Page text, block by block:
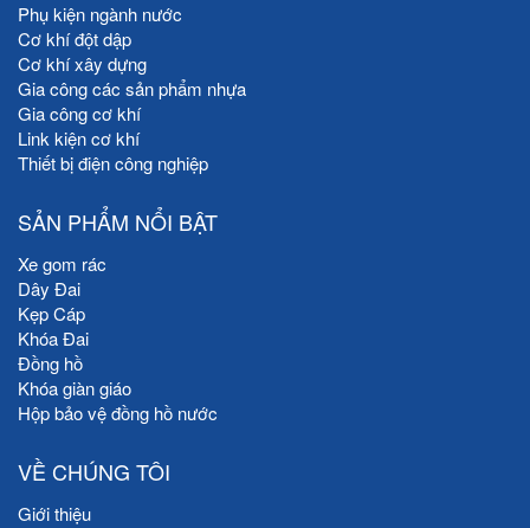
Phụ kiện ngành nước
Cơ khí đột dập
Cơ khí xây dựng
Gia công các sản phẩm nhựa
Gia công cơ khí
Link kiện cơ khí
Thiết bị điện công nghiệp
SẢN PHẨM NỔI BẬT
Xe gom rác
Dây Đai
Kẹp Cáp
Khóa Đai
Đồng hồ
Khóa giàn giáo
Hộp bảo vệ đồng hồ nước
VỀ CHÚNG TÔI
Giới thiệu